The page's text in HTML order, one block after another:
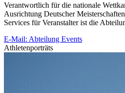
Verantwortlich für die nationale
Ausrichtung Deutscher
Services für Veranstalter ist die
E-Mail: Abteilung Events
Athletenporträts